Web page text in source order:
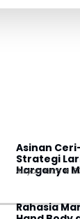
Asinan
Strategi
Harganya
Aisyah Yekti
Rahasia